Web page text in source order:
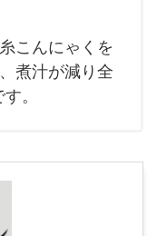
こんにゃくを
煮汁が減り全
。